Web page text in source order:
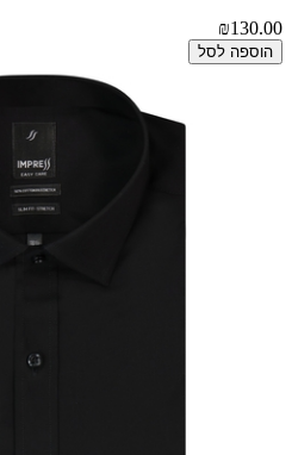
₪130.00
הוספה לסל